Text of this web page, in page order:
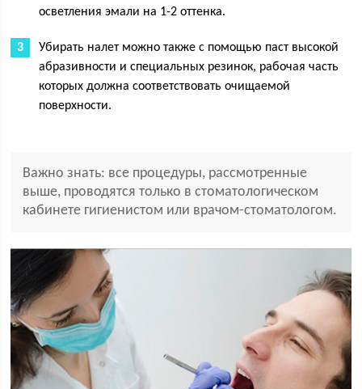
осветления эмали на 1-2 оттенка.
Убирать налет можно также с помощью паст высокой
абразивности и специальных резинок, рабочая часть
которых должна соответствовать очищаемой
поверхности.
Важно знать: все процедуры, рассмотренные
выше, проводятся только в стоматологическом
кабинете гигиенистом или врачом-стоматологом.